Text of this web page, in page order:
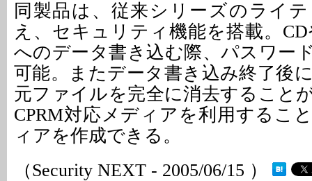
同製品は、従来シリーズのライ
え、セキュリティ機能を搭載。
へのデータ書き込む際、パスワー
可能。またデータ書き込み終了後
元ファイルを完全に消去すること
CPRM対応メディアを利用するこ
ィアを作成できる。
（Security NEXT - 2005/06/15 ）